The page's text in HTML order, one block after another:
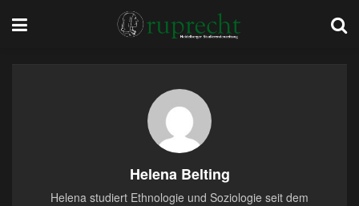
Helena Belting
Helena studiert Ethnologie und Soziologie seit dem